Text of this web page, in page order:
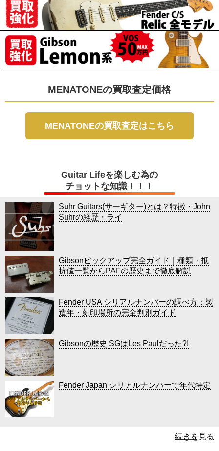
MENATONEの買取査定価格
MENATONEの買取査定はこちら
Guitar Lifeを楽しむ為の
チョットな知識！！！
Suhr Guitars(サーギター)とは？特徴・John
Suhrの経歴・ライ
Gibsonピックアップ完全ガイド｜種類・抵
抗値一覧からPAFの歴史まで徹底解説
Fender USA シリアルナンバーの調べ方：製
造年・刻印場所の完全判別ガイド
Gibsonの歴史 SGはLes Paulだった?!
Fender Japan シリアルナンバーで年代特定
続きを見る